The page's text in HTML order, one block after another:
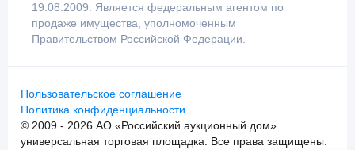
19.08.2009. Является федеральным агентом по
продаже имущества, уполномоченным
Правительством Российской Федерации.
Пользовательское соглашение
Политика конфиденциальности
© 2009 - 2026 АО «Российский аукционный дом»
универсальная торговая площадка. Все права защищены.